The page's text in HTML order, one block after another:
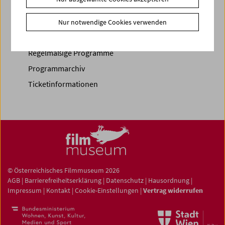
Spielplan
Regelmäßige Programme
Programmarchiv
Ticketinformationen
© Österreichisches Filmmuseum 2026
AGB | Barrierefreiheitserklärung | Datenschutz | Hausordnung |
Impressum | Kontakt | Cookie-Einstellungen | Vertrag widerrufen
Nur notwendige Cookies verwenden